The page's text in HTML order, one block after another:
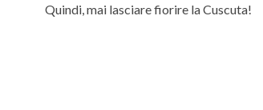
Quindi, mai lasciare fiorire la Cuscuta!